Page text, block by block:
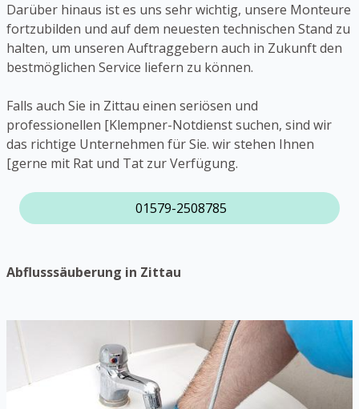
Darüber hinaus ist es uns sehr wichtig, unsere Monteure
fortzubilden und auf dem neuesten technischen Stand zu
halten, um unseren Auftraggebern auch in Zukunft den
bestmöglichen Service liefern zu können.
Falls auch Sie in Zittau einen seriösen und
professionellen [Klempner-Notdienst suchen, sind wir
das richtige Unternehmen für Sie. wir stehen Ihnen
[gerne mit Rat und Tat zur Verfügung.
01579-2508785
Abflusssäuberung in Zittau